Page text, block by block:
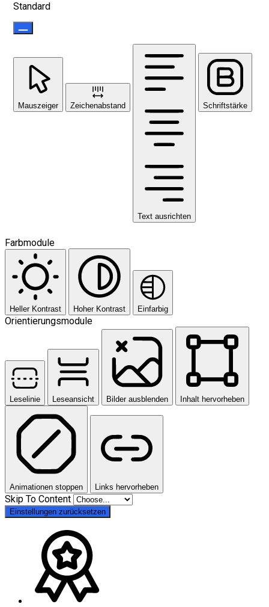
Standard
Mauszeiger Zeichenabstand
Text ausrichten
Schriftstärke
Farbmodule
Heller Kontrast Hoher Kontrast Einfarbig
Orientierungsmodule
Leselinie Leseansicht Bilder ausblenden Inhalt hervorheben
Animationen stoppen Links hervorheben
Skip To Content
Einstellungen zurücksetzen